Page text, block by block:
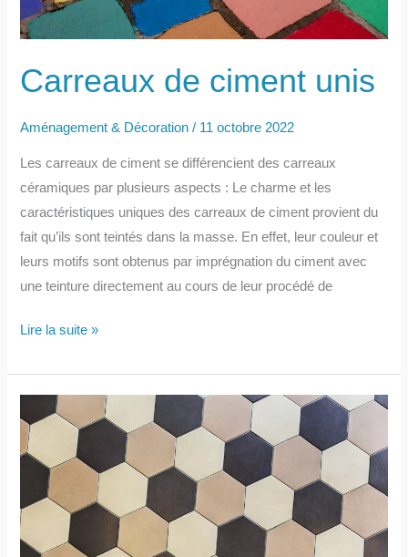
Carreaux de ciment unis
Aménagement & Décoration / 11 octobre 2022
Les carreaux de ciment se différencient des carreaux
céramiques par plusieurs aspects : Le charme et les
caractéristiques uniques des carreaux de ciment provient du
fait qu’ils sont teintés dans la masse. En effet, leur couleur et
leurs motifs sont obtenus par imprégnation du ciment avec
une teinture directement au cours de leur procédé de
Carreaux
ciment
Lire la suite »